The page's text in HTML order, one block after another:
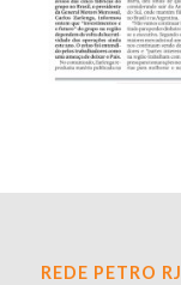
REDE PETRO RJ